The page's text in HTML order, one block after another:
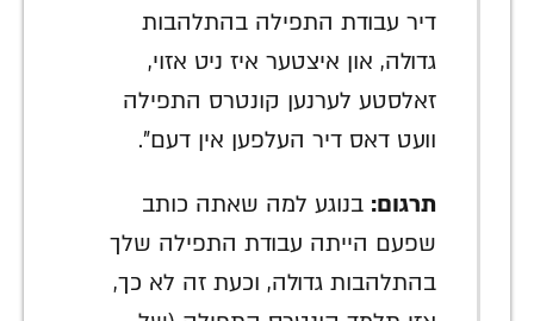
דיר עבודת התפילה בהתלהבות
גדולה, און איצטער איז ניט אזוי,
זאלסטע לערנען קונטרס התפילה
וועט דאס דיר העלפען אין דעם".
תרגום: בנוגע למה שאתה כותב
שפעם הייתה עבודת התפילה שלך
בהתלהבות גדולה, וכעת זה לא כך,